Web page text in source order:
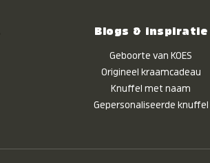
Blogs & inspiratie
Geboorte van KOES
Origineel kraamcadeau
Knuffel met naam
Gepersonaliseerde knuffel